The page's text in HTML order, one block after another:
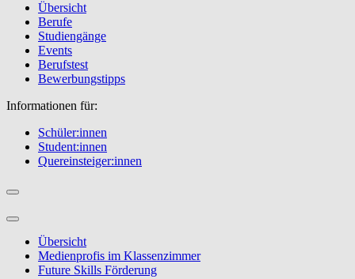
Übersicht
Berufe
Studiengänge
Events
Berufstest
Bewerbungstipps
Informationen für:
Schüler:innen
Student:innen
Quereinsteiger:innen
Übersicht
Medienprofis im Klassenzimmer
Future Skills Förderung